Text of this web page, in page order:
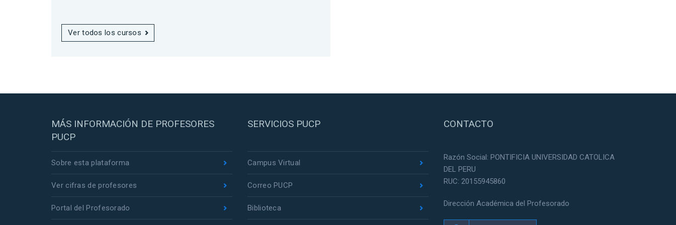
Ver todos los cursos
MÁS INFORMACIÓN DE PROFESORES
PUCP
Sobre esta plataforma
Ver cifras de profesores
Portal del Profesorado
SERVICIOS PUCP
Campus Virtual
Correo PUCP
Biblioteca
CONTACTO
Razón Social: PONTIFICIA UNIVERSIDAD CATOLICA
DEL PERU
RUC: 20155945860
Dirección Académica del Profesorado